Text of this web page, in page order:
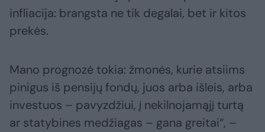
infliacija: brangsta ne tik degalai, bet ir kitos
prekės.
Mano prognozė tokia: žmonės, kurie atsiims
pinigus iš pensijų fondų, juos arba išleis, arba
investuos – pavyzdžiui, į nekilnojamąjį turtą
ar statybines medžiagas – gana greitai“, –